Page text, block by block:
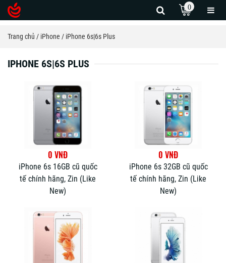
0
Trang chủ iPhone iPhone 6s|6s Plus
IPHONE 6S|6S PLUS
0 VNĐ
iPhone 6s 16GB cũ quốc
tế chính hãng, Zin (Like
New)
0 VNĐ
iPhone 6s 32GB cũ quốc
tế chính hãng, Zin (Like
New)